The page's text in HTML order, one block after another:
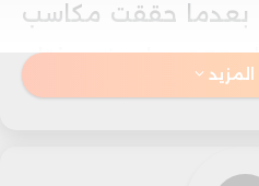
بعدما حققت مكاسب
بلغت 1.6% أو يعادل 1.35 دولار في ختام
الآجلة لخام